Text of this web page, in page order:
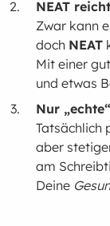
NEAT
Zwar kann
doch NEAT
Mit einer
und etwas
Nur
Tatsächlich
aber
am
Deine